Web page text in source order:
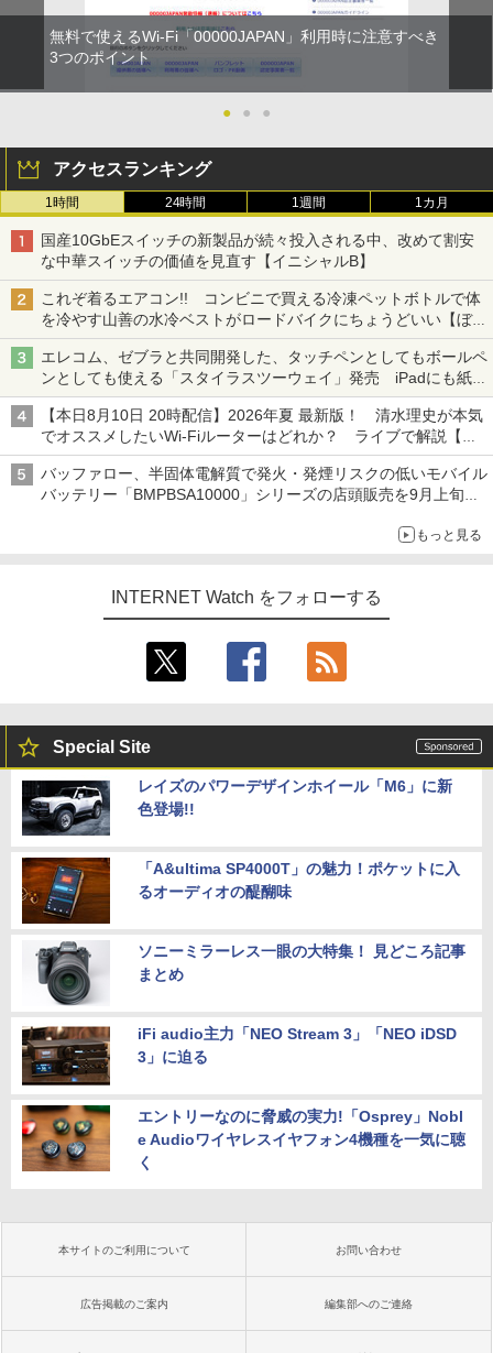
無料で使えるWi-Fi「00000JAPAN」利用時に注意すべき
3つのポイント
● ● ●
アクセスランキング
1時間 24時間 1週間 1カ月
国産10GbEスイッチの新製品が続々投入される中、改めて割安
な中華スイッチの価値を見直す【イニシャルB】
これぞ着るエアコン!! コンビニで買える冷凍ペットボトルで体
を冷やす山善の水冷ベストがロードバイクにちょうどいい【ぼっ
ち・ざ・ろーど！その14】【空いた時間でなにしてる？】
エレコム、ゼブラと共同開発した、タッチペンとしてもボールペ
ンとしても使える「スタイラスツーウェイ」発売 iPadにも紙に
も、持ち替えずに書き込める
【本日8月10日 20時配信】2026年夏 最新版！ 清水理史が本気
でオススメしたいWi-Fiルーターはどれか？ ライブで解説【清
水理史の「イニシャルB」チャンネル】
バッファロー、半固体電解質で発火・発煙リスクの低いモバイル
バッテリー「BMPBSA10000」シリーズの店頭販売を9月上旬に
もっと見る
INTERNET Watch をフォローする
Special Site
レイズのパワーデザインホイール「M6」に新
色登場!!
「A&ultima SP4000T」の魅力！ポケットに入
るオーディオの醍醐味
ソニーミラーレス一眼の大特集！ 見どころ記事
まとめ
iFi audio主力「NEO Stream 3」「NEO iDSD
3」に迫る
エントリーなのに脅威の実力!「Osprey」Nobl
e Audioワイヤレスイヤフォン4機種を一気に聴
く
本サイトのご利用について お問い合わせ
広告掲載のご案内 編集部へのご連絡